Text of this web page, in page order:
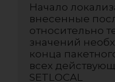
Начало
внесенные
относительно
значений
конца
всех
SETLOCAL